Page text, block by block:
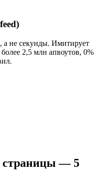
а не секунды. Имитирует
2,5 млн апвоутов, 0%
страницы — 5